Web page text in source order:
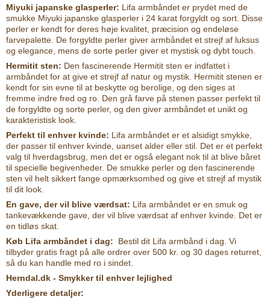
Miyuki japanske glasperler: Lifa armbåndet er prydet med de
smukke Miyuki japanske glasperler i 24 karat forgyldt og sort. Disse
perler er kendt for deres høje kvalitet, præcision og endeløse
farvepalette. De forgyldte perler giver armbåndet et strejf af luksus
og elegance, mens de sorte perler giver et mystisk og dybt touch.
Hermitit sten: Den fascinerende Hermitit sten er indfattet i
armbåndet for at give et strejf af natur og mystik. Hermitit stenen er
kendt for sin evne til at beskytte og berolige, og den siges at
fremme indre fred og ro. Den grå farve på stenen passer perfekt til
de forgyldte og sorte perler, og den giver armbåndet et unikt og
karakteristisk look.
Perfekt til enhver kvinde: Lifa armbåndet er et alsidigt smykke,
der passer til enhver kvinde, uanset alder eller stil. Det er et perfekt
valg til hverdagsbrug, men det er også elegant nok til at blive båret
til specielle begivenheder. De smukke perler og den fascinerende
sten vil helt sikkert fange opmærksomhed og give et strejf af mystik
til dit look.
En gave, der vil blive værdsat: Lifa armbåndet er en smuk og
tankevækkende gave, der vil blive værdsat af enhver kvinde. Det er
en tidløs skat.
Køb Lifa armbåndet i dag: Bestil dit Lifa armbånd i dag. Vi
tilbyder gratis fragt på alle ordrer over 500 kr. og 30 dages returret,
så du kan handle med ro i sindet.
Herndal.dk - Smykker til enhver lejlighed
Yderligere detaljer: